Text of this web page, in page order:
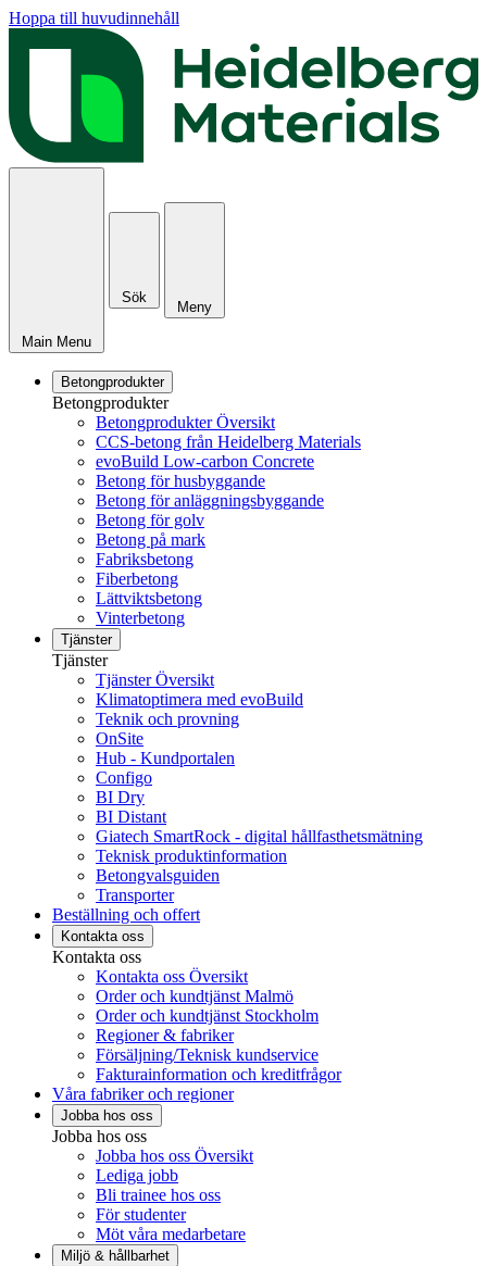
Hoppa till huvudinnehåll
Main Menu
Sök
Meny
Betongprodukter
Betongprodukter
Betongprodukter Översikt
CCS-betong från Heidelberg Materials
evoBuild Low-carbon Concrete
Betong för husbyggande
Betong för anläggningsbyggande
Betong för golv
Betong på mark
Fabriksbetong
Fiberbetong
Lättviktsbetong
Vinterbetong
Tjänster
Tjänster
Tjänster Översikt
Klimatoptimera med evoBuild
Teknik och provning
OnSite
Hub - Kundportalen
Configo
BI Dry
BI Distant
Giatech SmartRock - digital hållfasthetsmätning
Teknisk produktinformation
Betongvalsguiden
Transporter
Beställning och offert
Kontakta oss
Kontakta oss
Kontakta oss Översikt
Order och kundtjänst Malmö
Order och kundtjänst Stockholm
Regioner & fabriker
Försäljning/Teknisk kundservice
Fakturainformation och kreditfrågor
Våra fabriker och regioner
Jobba hos oss
Jobba hos oss
Jobba hos oss Översikt
Lediga jobb
Bli trainee hos oss
För studenter
Möt våra medarbetare
Miljö & hållbarhet